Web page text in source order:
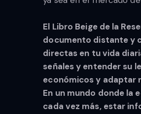
El Libro Beige de la
documento distante y
directas en tu vida
señales y entender su
económicos y adaptar
En un mundo donde la
cada vez más, estar